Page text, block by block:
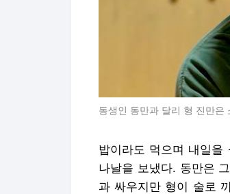
동생인 동만과 달리 형 진만
밥이라도 먹으며 내일을
나날을 보냈다. 동만은
과 싸우지만 형이 술로